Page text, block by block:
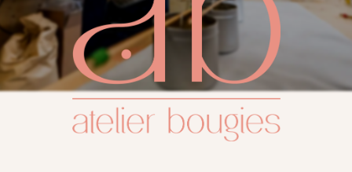
produits vous séduiront